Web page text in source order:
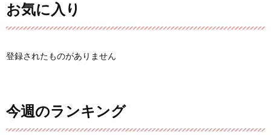
お気に入り
登録されたものがありません
今週のランキング